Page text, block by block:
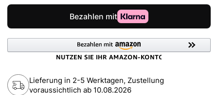
Lieferung in 2-5 Werktagen, Zustellung
voraussichtlich ab 10.08.2026